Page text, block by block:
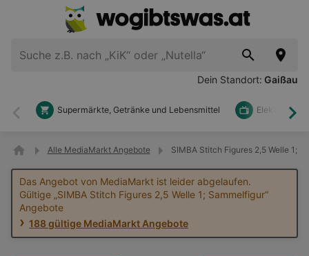
Dein Standort: Gaißau
Zurück
Supermärkte, Getränke und Lebensmittel Elektronik
Alle MediaMarkt Angebote SIMBA Stitch Figures 2,5 Welle 1;
Das Angebot von MediaMarkt ist leider abgelaufen.
Gültige „SIMBA Stitch Figures 2,5 Welle 1; Sammelfigur“
Angebote
188 gültige MediaMarkt Angebote